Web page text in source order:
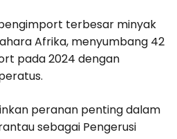
terbesar minyak
Afrika, menyumbang 42
pada 2024 dengan
peranan penting dalam
sebagai Pengerusi